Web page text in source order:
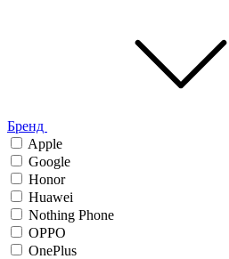
Бренд
Apple
Google
Honor
Huawei
Nothing Phone
OPPO
OnePlus